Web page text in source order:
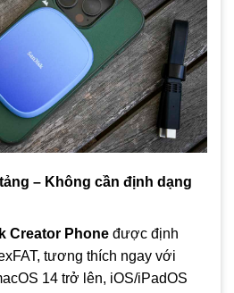
– Không cần định dạng
Creator Phone được định
tương thích ngay với
14 trở lên, iOS/iPadOS